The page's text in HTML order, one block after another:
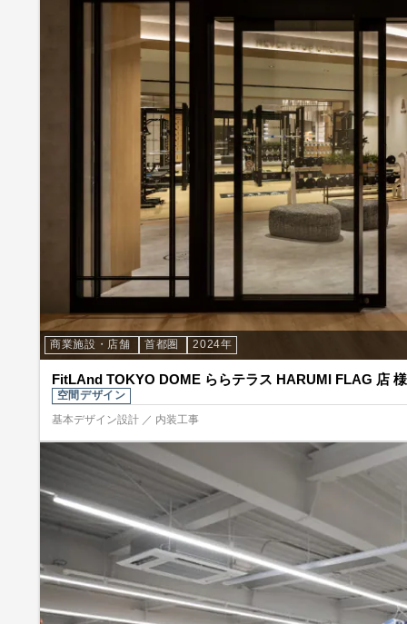
商業施設・店舗 首都圏 2024年
FitLAnd TOKYO DOME ららテラス HARUMI FLAG 店 様
空間デザイン
基本デザイン設計 ／ 内装工事